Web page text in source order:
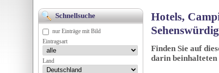
Hotels,
Finden Sie auf
darin
Schnellsuche
nur Einträge mit Bild
Eintragsart
Land